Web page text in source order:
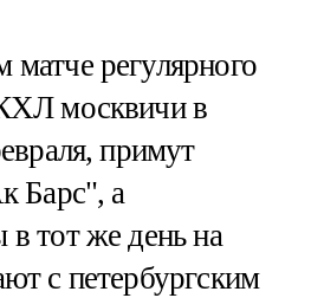
регулярного
москвичи в
примут
Барс", а
тот же день на
с петербургским